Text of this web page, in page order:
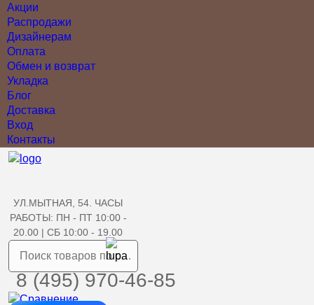
Акции
Распродажи
Дизайнерам
Оплата
Обмен и возврат
Укладка
Блог
Доставка
Вход
Контакты
УЛ.МЫТНАЯ, 54. ЧАСЫ
РАБОТЫ: ПН - ПТ 10:00 -
20.00 | СБ 10:00 - 19.00
8 (495) 970-46-85